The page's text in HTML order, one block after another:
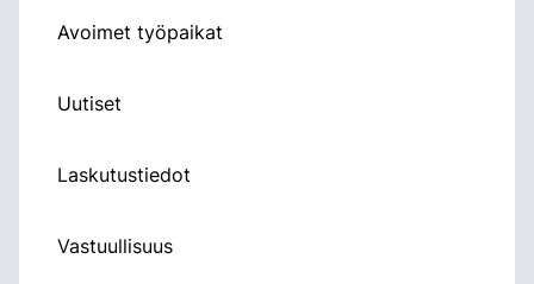
Avoimet työpaikat
Uutiset
Laskutustiedot
Vastuullisuus